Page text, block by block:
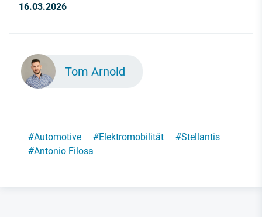
16.03.2026
Tom Arnold
#Automotive #Elektromobilität #Stellantis
#Antonio Filosa